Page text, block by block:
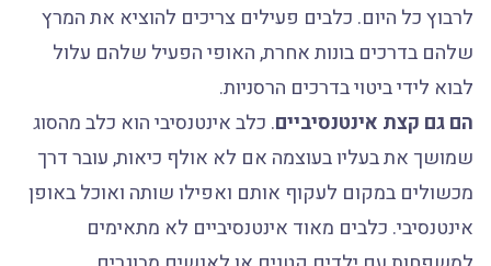
לרבוץ כל היום. כלבים פעילים צריכים להוציא את המרץ
שלהם בדרכים בונות אחרת, האופי הפעיל שלהם עלול
לבוא לידי ביטוי בדרכים הרסניות.
הם גם קצת אינטנסיביים. כלב אינטנסיבי הוא כלב מהסוג
שמושך את בעליו בעוצמה אם לא אולף כיאות, עובר דרך
מכשולים במקום לעקוף אותם ואפילו שותה ואוכל באופן
אינטנסיבי. כלבים מאוד אינטנסיביים לא מתאימים